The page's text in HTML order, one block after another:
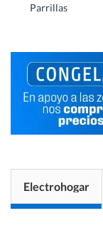
Parrillas
Electrohogar